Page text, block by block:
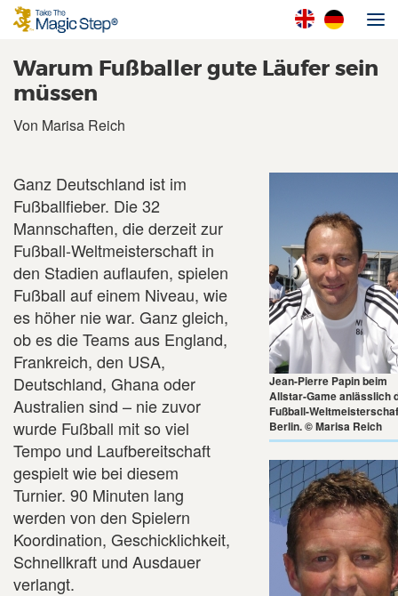
Warum Fußballer gute Läufer sein
müssen
Von Marisa Reich
Jean-Pierre Papin beim
Allstar-Game anlässlich
Fußball-
Berlin. © Marisa Reich
Ganz Deutschland ist im
Fußballfieber. Die 32
Mannschaften, die derzeit zur
Fußball-Weltmeisterschaft in
den Stadien auflaufen, spielen
Fußball auf einem Niveau, wie
es höher nie war. Ganz gleich,
ob es die Teams aus England,
Frankreich, den USA,
Deutschland, Ghana oder
Australien sind – nie zuvor
wurde Fußball mit so viel
Tempo und Laufbereitschaft
gespielt wie bei diesem
Turnier. 90 Minuten lang
werden von den Spielern
Koordination, Geschicklichkeit,
Schnellkraft und Ausdauer
verlangt.